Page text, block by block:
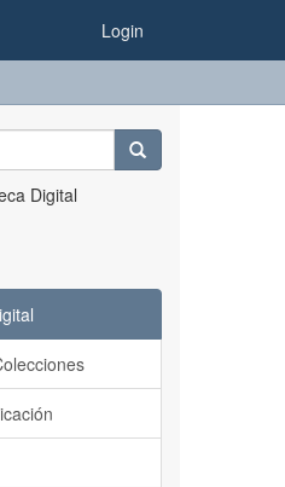
Login
Digital